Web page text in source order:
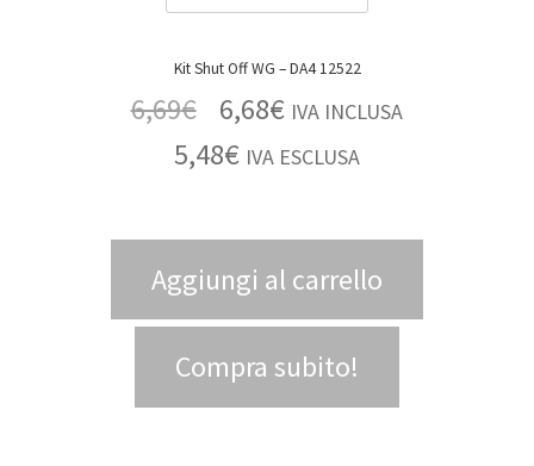
Kit Shut Off WG – DA4 12522
6,69€ 6,68€ IVA INCLUSA
5,48€ IVA ESCLUSA
Aggiungi al carrello
Compra subito!